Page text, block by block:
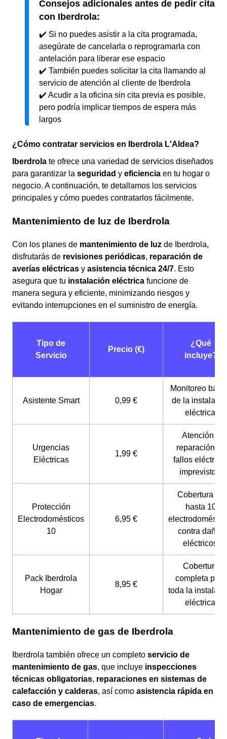
Consejos adicionales antes de pedir cita
con Iberdrola:
✔️ Si no puedes asistir a la cita programada,
asegúrate de cancelarla o reprogramarla con
antelación para liberar ese espacio
✔️ También puedes solicitar la cita llamando al
servicio de atención al cliente de Iberdrola
✔️ Acudir a la oficina sin cita previa es posible,
pero podría implicar tiempos de espera más
largos
¿Cómo contratar servicios en Iberdrola L'Aldea?
Iberdrola te ofrece una variedad de servicios diseñados
para garantizar la seguridad y eficiencia en tu hogar o
negocio. A continuación, te detallamos los servicios
principales y cómo puedes contratarlos fácilmente.
Mantenimiento de luz de Iberdrola
Con los planes de mantenimiento de luz de Iberdrola,
disfrutarás de revisiones periódicas, reparación de
averías eléctricas y asistencia técnica 24/7. Esto
asegura que tu instalación eléctrica funcione de
manera segura y eficiente, minimizando riesgos y
evitando interrupciones en el suministro de energía.
Tipo de
Servicio
Precio (€)
¿Qué
incluye?
Asistente Smart 0,99 €
Monitoreo
de la
eléctrica.
Urgencias
Eléctricas
1,99 €
Atención y
reparación de
fallos
imprevistos.
Protección
Electrodomésticos
10
6,95 €
Cobertura de
hasta 10
contra daños
eléctricos.
Pack Iberdrola
Hogar
8,95 €
Cobertura
completa para
toda la
eléctrica.
Mantenimiento de gas de Iberdrola
Iberdrola también ofrece un completo servicio de
mantenimiento de gas, que incluye inspecciones
técnicas obligatorias, reparaciones en sistemas de
calefacción y calderas, así como asistencia rápida en
caso de emergencias.